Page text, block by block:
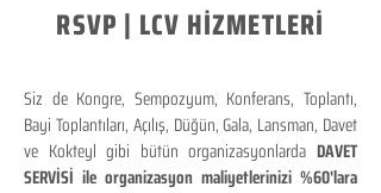
RSVP | LCV HİZMETLERİ
Siz de Kongre, Sempozyum, Konferans, Toplantı,
Bayi Toplantıları, Açılış, Düğün, Gala, Lansman, Davet
ve Kokteyl gibi bütün organizasyonlarda DAVET
SERVİSİ ile organizasyon maliyetlerinizi %60'lara